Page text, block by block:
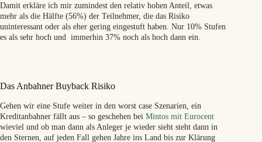
Damit erkläre ich mir zumindest den relativ hohen Anteil, etwas
mehr als die Hälfte (56%) der Teilnehmer, die das Risiko
uninteressant oder als eher gering eingestuft haben. Nur 10% Stufen
es als sehr hoch und immerhin 37% noch als hoch dann ein.
Das Anbahner Buyback Risiko
Gehen wir eine Stufe weiter in den worst case Szenarien, ein
Kreditanbahner fällt aus – so geschehen bei Mintos mit Eurocent
wieviel und ob man dann als Anleger je wieder sieht steht dann in
den Sternen, auf jeden Fall gehen Jahre ins Land bis zur Klärung